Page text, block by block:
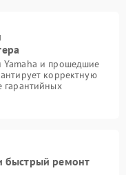
Yamaha и прошедшие
корректную
гарантийных
быстрый ремонт